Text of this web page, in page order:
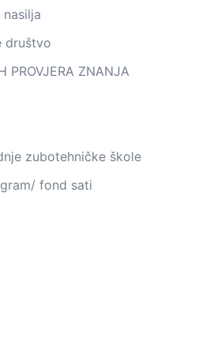
društvo
PROVJERA ZNANJA
zubotehničke škole
fond sati